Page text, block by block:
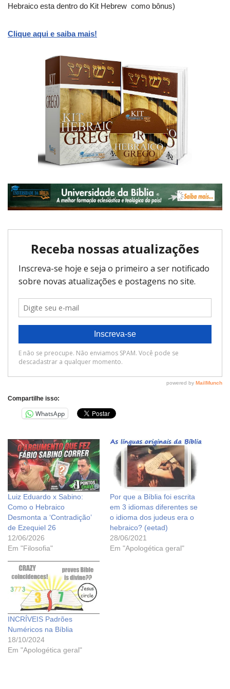
Hebraico esta dentro do Kit Hebrew como bônus)
Clique aqui e saiba mais!
Compartilhe isso:
WhatsApp
Luiz Eduardo x Sabino:
Como o Hebraico
Desmonta a ‘Contradição’
de Ezequiel 26
12/06/2026
Em "Filosofia"
Por que a Bíblia foi escrita
em 3 idiomas diferentes se
o idioma dos judeus era o
hebraico? (eetad)
28/06/2021
Em "Apologética geral"
INCRÍVEIS Padrões
Numéricos na Bíblia
18/10/2024
Em "Apologética geral"